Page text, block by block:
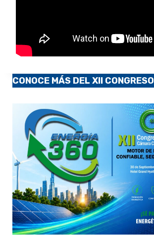
CONOCE MÁS DEL XII CONGRESO